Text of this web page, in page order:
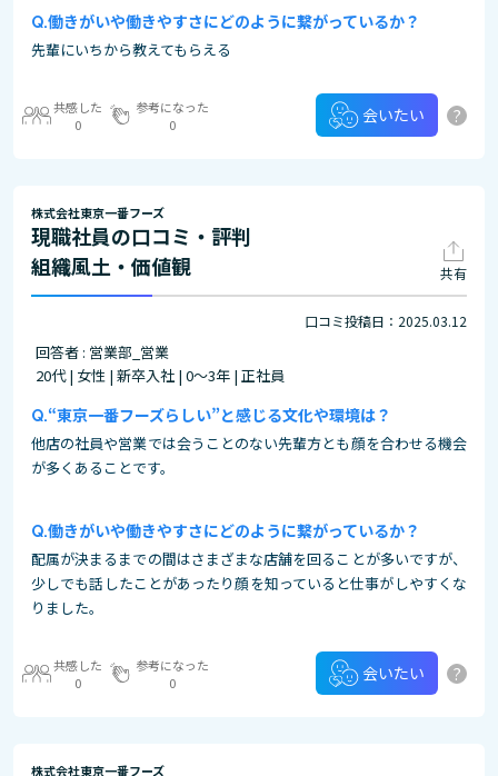
働きがいや働きやすさにどのように繋がっているか？
先輩にいちから教えてもらえる
共感した
0
参考になった
0
会いたい ?
株式会社東京一番フーズ
現職社員の口コミ・評判
組織風土・価値観
共有
口コミ投稿日：2025.03.12
回答者 : 営業部_営業
20代 | 女性 | 新卒入社 | 0～3年 | 正社員
“東京一番フーズらしい”と感じる文化や環境は？
他店の社員や営業では会うことのない先輩方とも顔を合わせる機会
が多くあることです。
働きがいや働きやすさにどのように繋がっているか？
配属が決まるまでの間はさまざまな店舗を回ることが多いですが、
少しでも話したことがあったり顔を知っていると仕事がしやすくな
りました。
共感した
0
参考になった
0
会いたい ?
株式会社東京一番フーズ